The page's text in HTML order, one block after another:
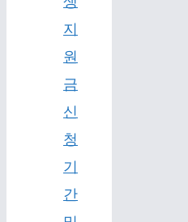
지
원
금
신
청
기
간